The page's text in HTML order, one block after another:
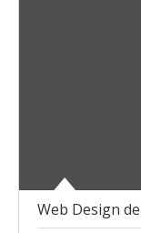
Web Design